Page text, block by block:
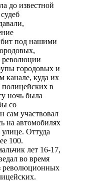
до известной
под нашими
революции
городовых и
канале, куда их
в
ночь была
со
сам участвовал
на автомобилях
Оттуда
100.
лет 16-17,
во время
революционных